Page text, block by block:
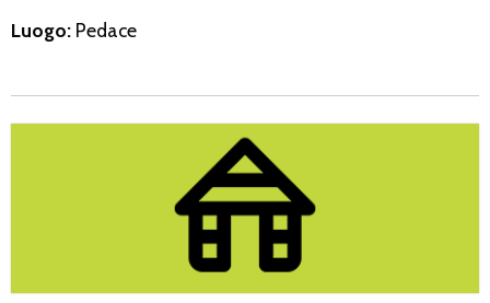
Luogo: Pedace